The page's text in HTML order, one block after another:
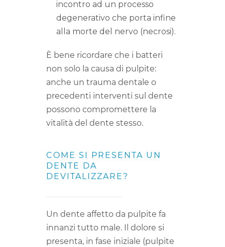
incontro ad un processo
degenerativo che porta infine
alla morte del nervo (necrosi).
È bene ricordare che i batteri
non solo la causa di pulpite:
anche un trauma dentale o
precedenti interventi sul dente
possono compromettere la
vitalità del dente stesso.
COME SI PRESENTA UN
DENTE DA
DEVITALIZZARE?
Un dente affetto da pulpite fa
innanzi tutto male. Il dolore si
presenta, in fase iniziale (pulpite